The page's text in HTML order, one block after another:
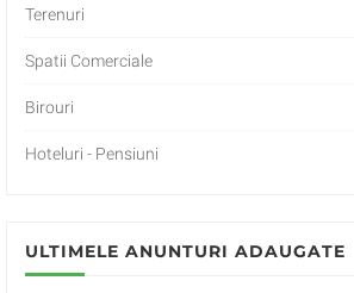
Terenuri
Spatii Comerciale
Birouri
Hoteluri - Pensiuni
ULTIMELE ANUNTURI ADAUGATE